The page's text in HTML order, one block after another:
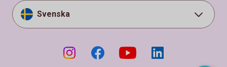
Svenska